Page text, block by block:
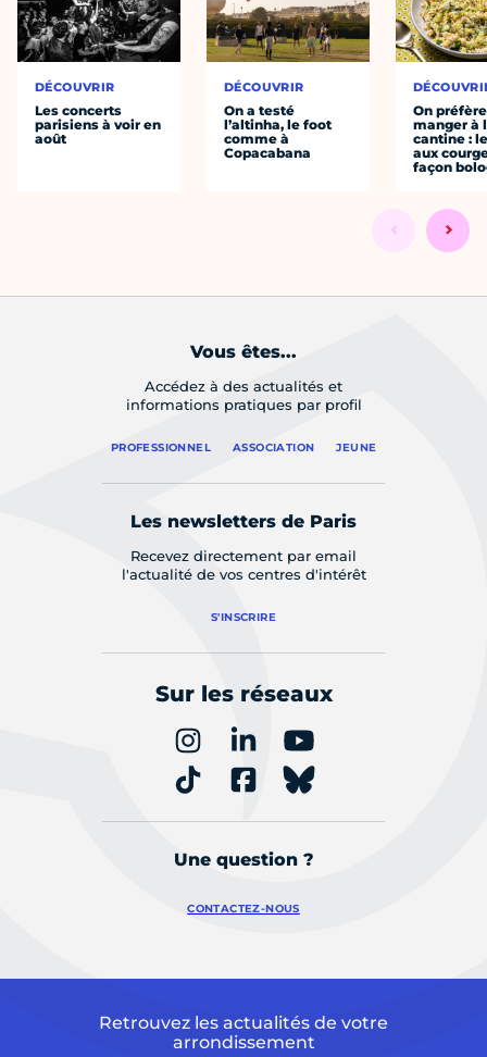
DÉCOUVRIR
Les concerts
parisiens à voir en
août
DÉCOUVRIR
On a testé
l’altinha, le foot
comme à
Copacabana
On préfère
manger à
cantine :
aux
façon
Vous êtes...
Accédez à des actualités et
informations pratiques par profil
PROFESSIONNEL ASSOCIATION JEUNE
Les newsletters de Paris
Recevez directement par email
l'actualité de vos centres d'intérêt
S'INSCRIRE
Sur les réseaux
Une question ?
CONTACTEZ-NOUS
Retrouvez les actualités de votre
arrondissement